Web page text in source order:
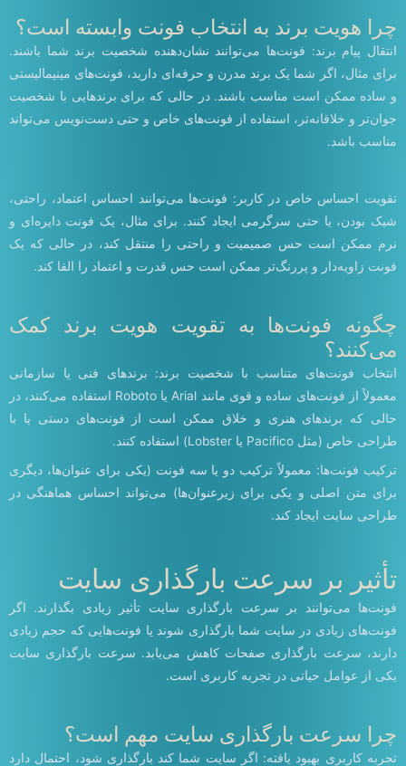
چرا هویت برند به انتخاب فونت وابسته است؟
انتقال پیام برند: فونت‌ها می‌توانند نشان‌دهنده شخصیت برند شما باشند.
برای مثال، اگر شما یک برند مدرن و حرفه‌ای دارید، فونت‌های مینیمالیستی
و ساده ممکن است مناسب باشند. در حالی که برای برندهایی با شخصیت
جوان‌تر و خلاقانه‌تر، استفاده از فونت‌های خاص و حتی دست‌نویس می‌تواند
مناسب باشد.
تقویت احساس خاص در کاربر: فونت‌ها می‌توانند احساس اعتماد، راحتی،
شیک بودن، یا حتی سرگرمی ایجاد کنند. برای مثال، یک فونت دایره‌ای و
نرم ممکن است حس صمیمیت و راحتی را منتقل کند، در حالی که یک
فونت زاویه‌دار و پررنگ‌تر ممکن است حس قدرت و اعتماد را القا کند.
چگونه فونت‌ها به تقویت هویت برند کمک
می‌کنند؟
انتخاب فونت‌های متناسب با شخصیت برند: برندهای فنی یا سازمانی
معمولاً از فونت‌های ساده و قوی مانند Arial یا Roboto استفاده می‌کنند، در
حالی که برندهای هنری و خلاق ممکن است از فونت‌های دستی یا با
طراحی خاص (مثل Pacifico یا Lobster) استفاده کنند.
ترکیب فونت‌ها: معمولاً ترکیب دو یا سه فونت (یکی برای عنوان‌ها، دیگری
برای متن اصلی و یکی برای زیرعنوان‌ها) می‌تواند احساس هماهنگی در
طراحی سایت ایجاد کند.
تأثیر بر سرعت بارگذاری سایت
فونت‌ها می‌توانند بر سرعت بارگذاری سایت تأثیر زیادی بگذارند. اگر
فونت‌های زیادی در سایت شما بارگذاری شوند یا فونت‌هایی که حجم زیادی
دارند، سرعت بارگذاری صفحات کاهش می‌یابد. سرعت بارگذاری سایت
یکی از عوامل حیاتی در تجربه کاربری است.
چرا سرعت بارگذاری سایت مهم است؟
تجربه کاربری بهبود یافته: اگر سایت شما کند بارگذاری شود، احتمال دارد